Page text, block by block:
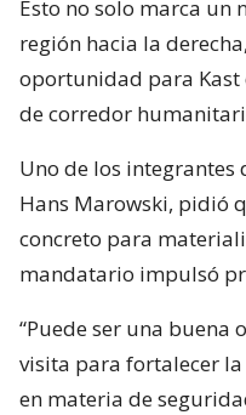
Esto no solo marca un
región hacia la
oportunidad para Kast
de corredor
Uno de los
Hans Marowski, pidió
concreto para
mandatario impulsó
“Puede ser una
visita para fortalecer
en materia de